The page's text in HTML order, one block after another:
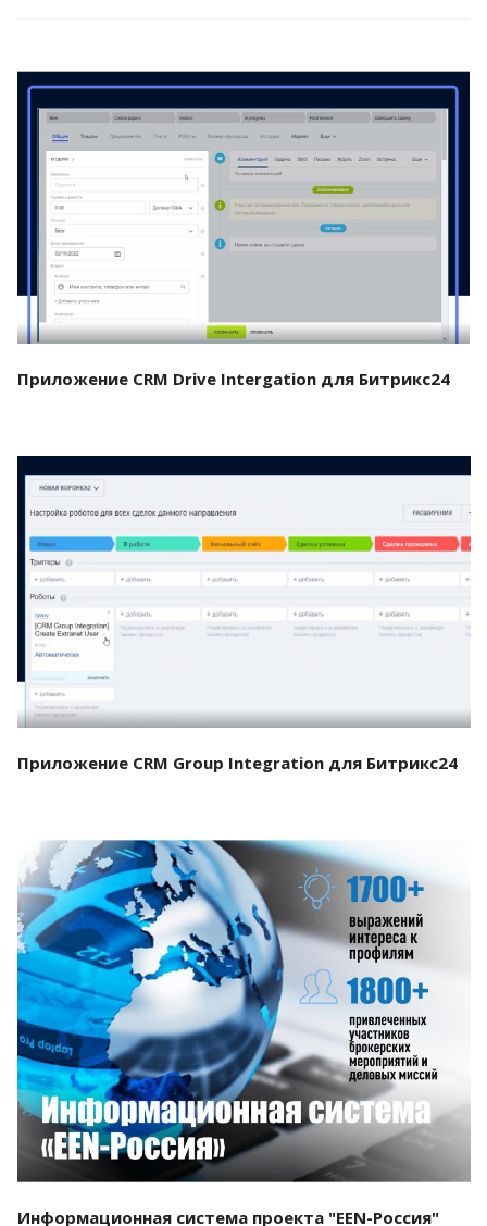
Смотреть проект
Приложение CRM Drive Intergation для Битрикс24
Смотреть проект
Приложение CRM Group Integration для Битрикс24
Смотреть проект
Информационная система проекта "EEN-Россия"